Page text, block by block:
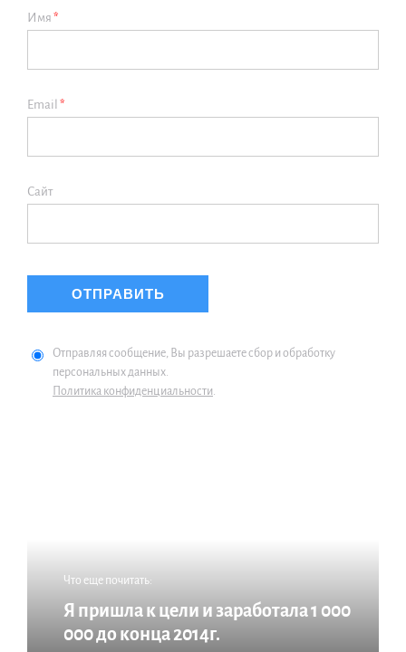
Имя *
Email *
Сайт
Отправляя сообщение, Вы разрешаете сбор и обработку
персональных данных.
Политика конфиденциальности.
Что еще почитать:
Я пришла к цели и заработала 1 000
000 до конца 2014г.